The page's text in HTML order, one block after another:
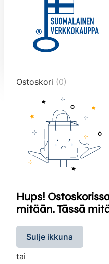
tmlmvi","meta_query":
data-original-query-
data-max-
end="10">
Ostoskori (0)
Hups!
mitään. Tässä
Sulje ikkuna
tai